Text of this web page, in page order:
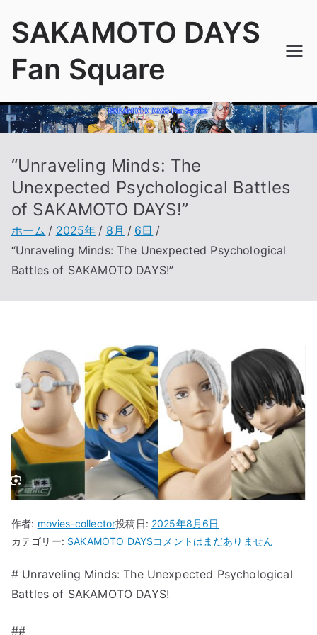
ッ
プ
SAKAMOTO DAYS
Fan Square
“Unraveling Minds: The
Unexpected Psychological Battles
of SAKAMOTO DAYS!”
ホーム 2025年 8月
6日
“Unraveling Minds: The Unexpected Psychological
Battles of SAKAMOTO DAYS!”
作者: movies-collector投稿日: 2025年8月6日
カテゴリー: SAKAMOTO DAYS“Unraveling
The
Unexpected
コメントはまだありません
# Unraveling Minds: The Unexpected Psychological
Battles of SAKAMOTO DAYS!
##